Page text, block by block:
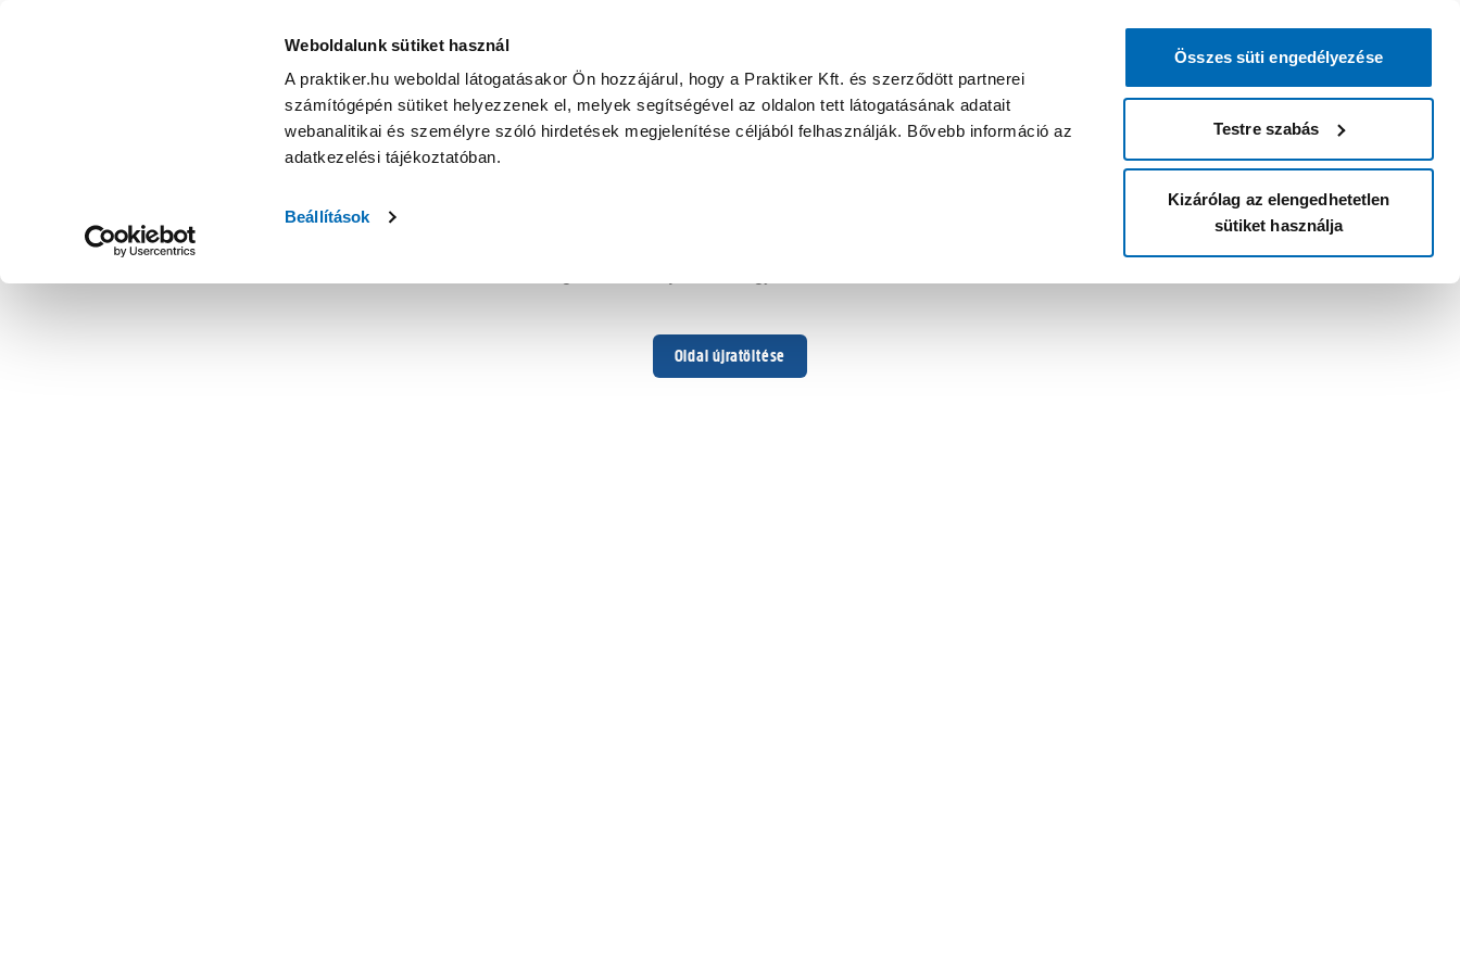
Weboldalunk sütiket használ
A praktiker.hu weboldal látogatásakor Ön hozzájárul, hogy a Praktiker Kft. és szerződött partnerei
számítógépén sütiket helyezzenek el, melyek segítségével az oldalon tett látogatásának adatait
webanalitikai és személyre szóló hirdetések megjelenítése céljából felhasználják. Bővebb információ az
adatkezelési tájékoztatóban.
Beállítások
Összes süti engedélyezése
Testre szabás
Kizárólag az elengedhetetlen
sütiket használja
Oldal újratöltése